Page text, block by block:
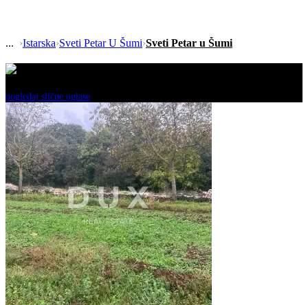
›Istarska›Sveti Petar U Šumi›Sveti Petar u Šumi
pogledaj slične oglase